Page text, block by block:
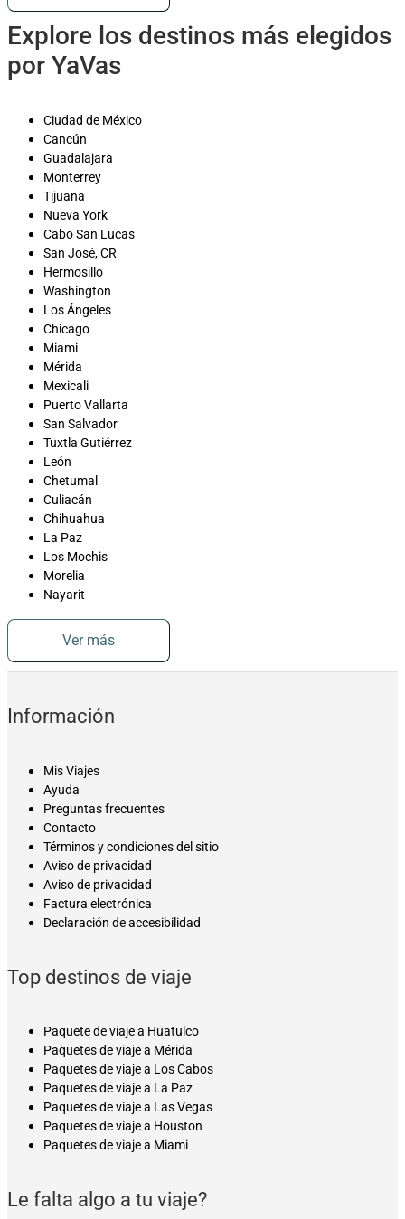
Explore los destinos más elegidos
por YaVas
Ciudad de México
Cancún
Guadalajara
Monterrey
Tijuana
Nueva York
Cabo San Lucas
San José, CR
Hermosillo
Washington
Los Ángeles
Chicago
Miami
Mérida
Mexicali
Puerto Vallarta
San Salvador
Tuxtla Gutiérrez
León
Chetumal
Culiacán
Chihuahua
La Paz
Los Mochis
Morelia
Nayarit
Ver más
Información
Mis Viajes
Ayuda
Preguntas frecuentes
Contacto
Términos y condiciones del sitio
Aviso de privacidad
Aviso de privacidad
Factura electrónica
Declaración de accesibilidad
Top destinos de viaje
Paquete de viaje a Huatulco
Paquetes de viaje a Mérida
Paquetes de viaje a Los Cabos
Paquetes de viaje a La Paz
Paquetes de viaje a Las Vegas
Paquetes de viaje a Houston
Paquetes de viaje a Miami
Le falta algo a tu viaje?